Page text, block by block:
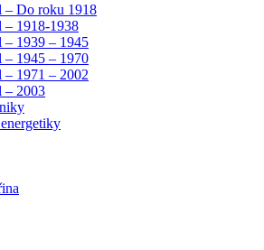
– Do roku 1918
– 1918-1938
– 1939 – 1945
– 1945 – 1970
– 1971 – 2002
– 2003